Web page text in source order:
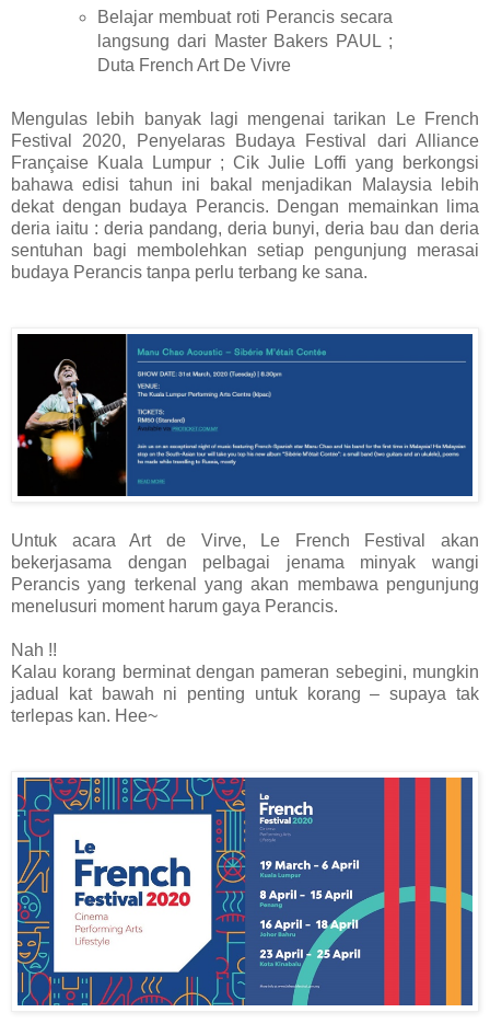
Belajar membuat roti Perancis secara
langsung dari Master Bakers PAUL ;
Duta French Art De Vivre
Mengulas lebih banyak lagi mengenai tarikan Le French
Festival 2020, Penyelaras Budaya Festival dari Alliance
Française Kuala Lumpur ; Cik Julie Loffi yang berkongsi
bahawa edisi tahun ini bakal menjadikan Malaysia lebih
dekat dengan budaya Perancis. Dengan memainkan lima
deria iaitu : deria pandang, deria bunyi, deria bau dan deria
sentuhan bagi membolehkan setiap pengunjung merasai
budaya Perancis tanpa perlu terbang ke sana.
Untuk acara Art de Virve, Le French Festival akan
bekerjasama dengan pelbagai jenama minyak wangi
Perancis yang terkenal yang akan membawa pengunjung
menelusuri moment harum gaya Perancis.
Nah !!
Kalau korang berminat dengan pameran sebegini, mungkin
jadual kat bawah ni penting untuk korang – supaya tak
terlepas kan. Hee~